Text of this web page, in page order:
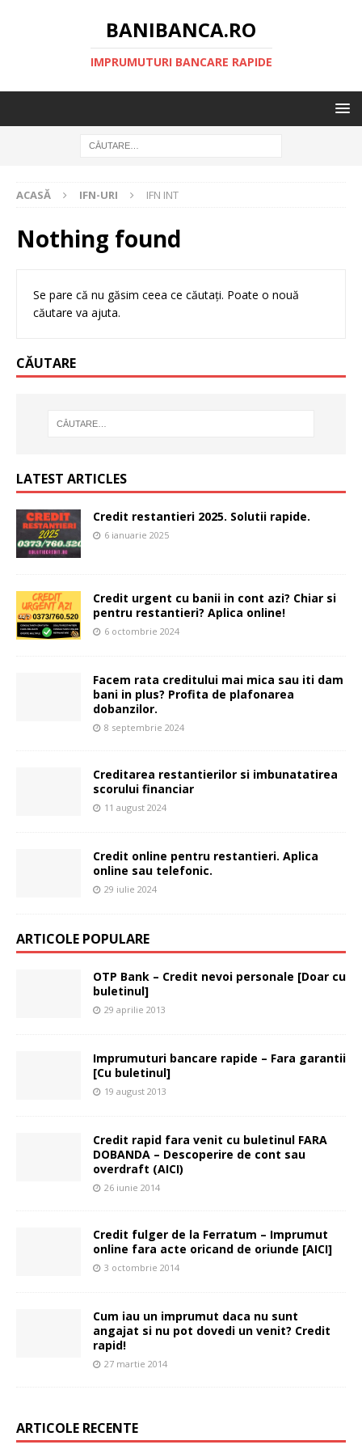
BANIBANCA.RO
IMPRUMUTURI BANCARE RAPIDE
ACASĂ IFN-URI IFN INT
Nothing found
Se pare că nu găsim ceea ce căutați. Poate o nouă
căutare va ajuta.
CĂUTARE
LATEST ARTICLES
Credit restantieri 2025. Solutii rapide.
6 ianuarie 2025
Credit urgent cu banii in cont azi? Chiar si
pentru restantieri? Aplica online!
6 octombrie 2024
Facem rata creditului mai mica sau iti dam
bani in plus? Profita de plafonarea
dobanzilor.
8 septembrie 2024
Creditarea restantierilor si imbunatatirea
scorului financiar
11 august 2024
Credit online pentru restantieri. Aplica
online sau telefonic.
29 iulie 2024
ARTICOLE POPULARE
OTP Bank – Credit nevoi personale [Doar cu
buletinul]
29 aprilie 2013
Imprumuturi bancare rapide – Fara garantii
[Cu buletinul]
19 august 2013
Credit rapid fara venit cu buletinul FARA
DOBANDA – Descoperire de cont sau
overdraft (AICI)
26 iunie 2014
Credit fulger de la Ferratum – Imprumut
online fara acte oricand de oriunde [AICI]
3 octombrie 2014
Cum iau un imprumut daca nu sunt
angajat si nu pot dovedi un venit? Credit
rapid!
27 martie 2014
ARTICOLE RECENTE